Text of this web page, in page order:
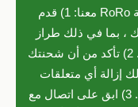
يلي بعض النصائح لضمان نجاح شحنة RoRo معنا: 1) قدم
، بما في ذلك طراز
وطراز مركبتك أو نوع وكمية الشحنة. 2) تأكد من أن شحنتك
إزالة أي متعلقات
شخصية من مركبتك وتأمين حمولتك. 3) ابق على اتصال مع